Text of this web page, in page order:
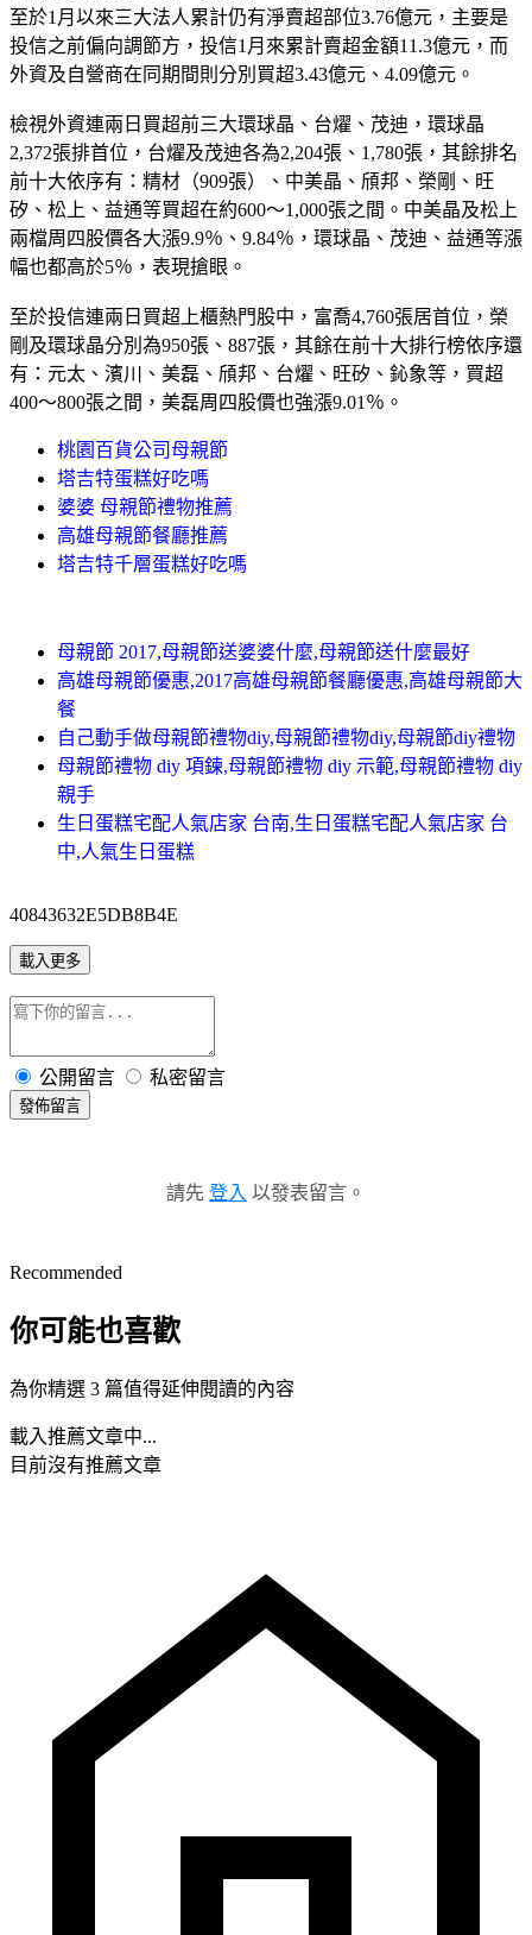
至於1月以來三大法人累計仍有淨賣超部位3.76億元，主要是
投信之前偏向調節方，投信1月來累計賣超金額11.3億元，而
外資及自營商在同期間則分別買超3.43億元、4.09億元。
檢視外資連兩日買超前三大環球晶、台燿、茂迪，環球晶
2,372張排首位，台燿及茂迪各為2,204張、1,780張，其餘排名
前十大依序有：精材（909張）、中美晶、頎邦、榮剛、旺
矽、松上、益通等買超在約600～1,000張之間。中美晶及松上
兩檔周四股價各大漲9.9％、9.84％，環球晶、茂迪、益通等漲
幅也都高於5％，表現搶眼。
至於投信連兩日買超上櫃熱門股中，富喬4,760張居首位，榮
剛及環球晶分別為950張、887張，其餘在前十大排行榜依序還
有：元太、濱川、美磊、頎邦、台燿、旺矽、鈊象等，買超
400～800張之間，美磊周四股價也強漲9.01％。
桃園百貨公司母親節
塔吉特蛋糕好吃嗎
婆婆 母親節禮物推薦
高雄母親節餐廳推薦
塔吉特千層蛋糕好吃嗎
母親節 2017,母親節送婆婆什麼,母親節送什麼最好
高雄母親節優惠,2017高雄母親節餐廳優惠,高雄母親節大
餐
自己動手做母親節禮物diy,母親節禮物diy,母親節diy禮物
母親節禮物 diy 項鍊,母親節禮物 diy 示範,母親節禮物 diy
親手
生日蛋糕宅配人氣店家 台南,生日蛋糕宅配人氣店家 台
中,人氣生日蛋糕
40843632E5DB8B4E
載入更多
公開留言 私密留言
發佈留言
請先 登入 以發表留言。
Recommended
你可能也喜歡
為你精選 3 篇值得延伸閱讀的內容
載入推薦文章中...
目前沒有推薦文章